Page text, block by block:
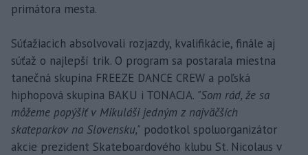
primátora mesta.
Súťažiacich absolvovali rozjazdy, kvalifikácie, finále aj
súťaž o najlepší trik. O program sa postarala miestna
tanečná skupina FREEZE DANCE CREW a poľská
hiphopová skupina BAKU i TONACJA. "Som rád, že sa
môžeme popýšiť v Mikuláši jedným z najväčších
skateparkov na Slovensku," podotkol spoluorganizátor
akcie prezident Skateboardového klubu St. Nicolaus v